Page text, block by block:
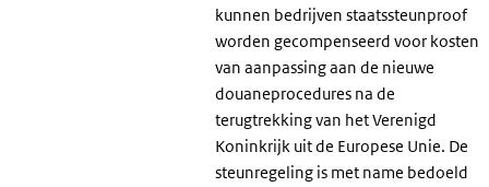
kunnen bedrijven staatssteunproof
worden gecompenseerd voor kosten
van aanpassing aan de nieuwe
douaneprocedures na de
terugtrekking van het Verenigd
Koninkrijk uit de Europese Unie. De
steunregeling is met name bedoeld